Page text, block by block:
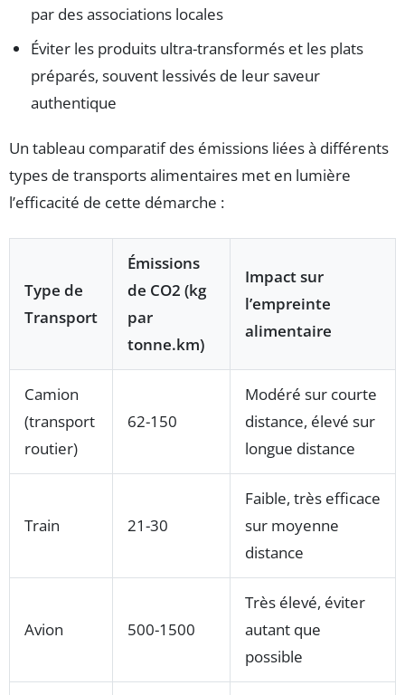
par des associations locales
Éviter les produits ultra-transformés et les plats
préparés, souvent lessivés de leur saveur
authentique
Un tableau comparatif des émissions liées à différents
types de transports alimentaires met en lumière
l’efficacité de cette démarche :
Type de
Transport
Émissions
de CO2 (kg
par
tonne.km)
Impact sur
l’empreinte
alimentaire
Camion
(transport
routier)
62-150
Modéré sur courte
distance, élevé sur
longue distance
Train 21-30
Faible, très efficace
sur moyenne
distance
Avion 500-1500
Très élevé, éviter
autant que
possible